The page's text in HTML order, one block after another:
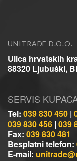
UNITRADE D.O.O.
Ulica hrvatskih
88320 Ljubuški,
SERVIS
Tel: 039 830 450 |
039 830 456 | 039
Fax: 039 830 481
Besplatni telefon:
E-mail: